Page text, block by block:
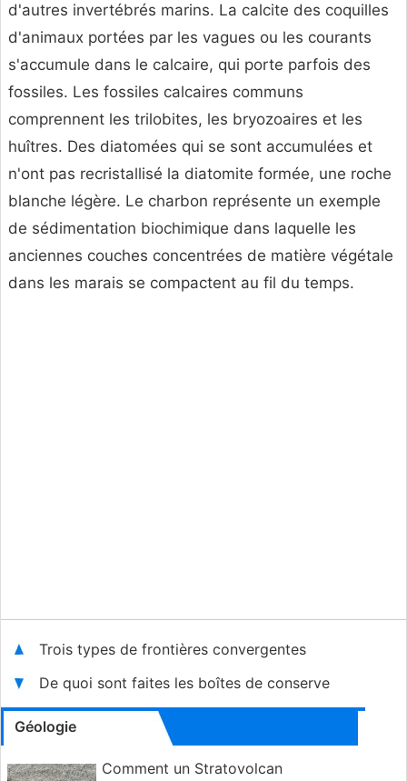
d'autres invertébrés marins. La calcite des coquilles
d'animaux portées par les vagues ou les courants
s'accumule dans le calcaire, qui porte parfois des
fossiles. Les fossiles calcaires communs
comprennent les trilobites, les bryozoaires et les
huîtres. Des diatomées qui se sont accumulées et
n'ont pas recristallisé la diatomite formée, une roche
blanche légère. Le charbon représente un exemple
de sédimentation biochimique dans laquelle les
anciennes couches concentrées de matière végétale
dans les marais se compactent au fil du temps.
Trois types de frontières convergentes
De quoi sont faites les boîtes de conserve
Géologie
Comment un Stratovolcan